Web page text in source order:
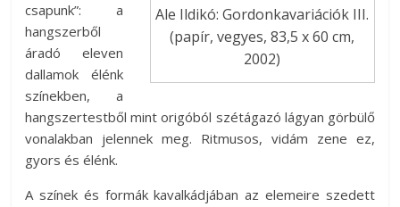
Ale Ildikó: Gordonkavariációk III.
(papír, vegyes, 83,5 x 60 cm,
2002)
csapunk”: a
hangszerből
áradó eleven
dallamok élénk
színekben, a
hangszertestből mint origóból szétágazó lágyan görbülő
vonalakban jelennek meg. Ritmusos, vidám zene ez,
gyors és élénk.
A színek és formák kavalkádjában az elemeire szedett